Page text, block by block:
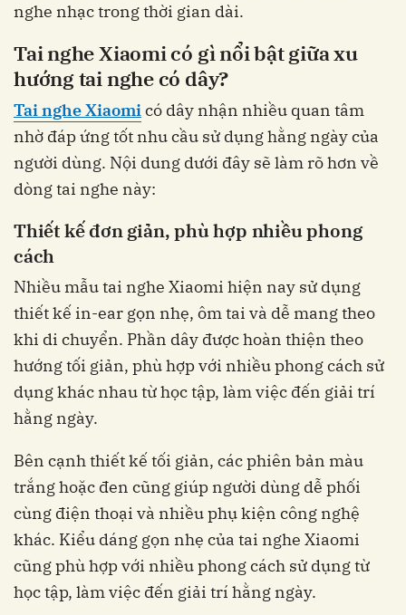
nghe nhạc trong thời gian dài.
Tai nghe Xiaomi có gì nổi bật giữa xu
hướng tai nghe có dây?
Tai nghe Xiaomicó dây nhận nhiều quan tâm
nhờ đáp ứng tốt nhu cầu sử dụng hằng ngày của
người dùng. Nội dung dưới đây sẽ làm rõ hơn về
dòng tai nghe này:
Thiết kế đơn giản, phù hợp nhiều phong
cách
Nhiều mẫu tai nghe Xiaomi hiện nay sử dụng
thiết kế in-ear gọn nhẹ, ôm tai và dễ mang theo
khi di chuyển. Phần dây được hoàn thiện theo
hướng tối giản, phù hợp với nhiều phong cách sử
dụng khác nhau từ học tập, làm việc đến giải trí
hằng ngày.
Bên cạnh thiết kế tối giản, các phiên bản màu
trắng hoặc đen cũng giúp người dùng dễ phối
cùng điện thoại và nhiều phụ kiện công nghệ
khác. Kiểu dáng gọn nhẹ của tai nghe Xiaomi
cũng phù hợp với nhiều phong cách sử dụng từ
học tập, làm việc đến giải trí hằng ngày.